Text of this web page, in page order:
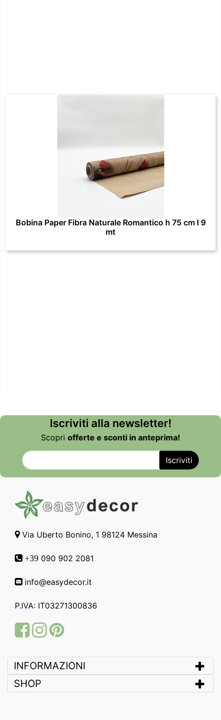
Bobina Paper Fibra Naturale Romantico h 75 cm l 9
mt
Iscriviti alla newsletter!
Scopri offerte e sconti in anteprima!
Via Uberto Bonino, 1 98124 Messina
+39 090 902 2081
info@easydecor.it
P.IVA: IT03271300836
FacebookInstagram
Pinterest
INFORMAZIONI
SHOP